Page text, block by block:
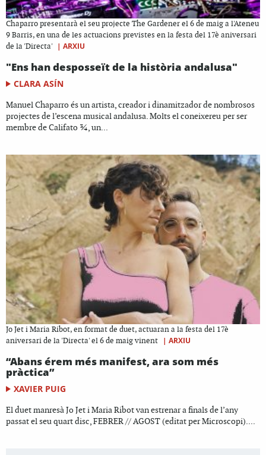
Chaparro presentarà el seu projecte The Gardener el 6 de maig a l'Ateneu
9 Barris, en una de les actuacions previstes en la festa del 17è aniversari
de la 'Directa' | ARXIU
"Ens han desposseït de la història andalusa"
CLARA ASÍN
Manuel Chaparro és un artista, creador i dinamitzador de nombrosos
projectes de l’escena musical andalusa. Molts el coneixereu per ser
membre de Califato ¾, un...
Jo Jet i Maria Ribot, en format de duet, actuaran a la festa del 17è
aniversari de la 'Directa' el 6 de maig vinent
| ARXIU
“Abans érem més manifest, ara som més
pràctica”
XAVIER PUIG
El duet manresà Jo Jet i Maria Ribot van estrenar a finals de l’any
passat el seu quart disc, FEBRER // AGOST (editat per Microscopi)....